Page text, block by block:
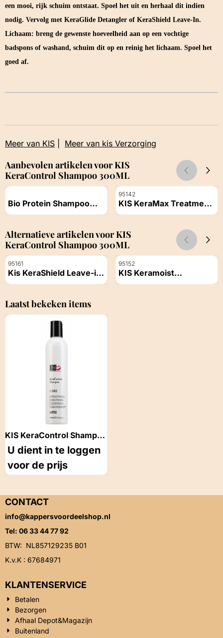
een mooi, rijk schuim ontstaat. Spoel het uit en herhaal dit indien
nodig. Vervolg met KeraGlide Detangler of KeraShield Leave-In.
Lichaam: breng de gewenste hoeveelheid aan op een vochtige
badspons of washand, schuim dit op en reinig het lichaam. Spoel het
goed af.
Meer van KIS Meer van kis Verzorging
Aanbevolen artikelen voorKIS
KeraControl Shampoo 300ML
Bio Protein Shampoo
500 ML
Prijs niet zichtbaar
Artikelnummer
95142
KIS KeraMax Treatment
1000ml
Prijs niet zichtbaar
Alternatieve artikelen voorKIS
KeraControl Shampoo 300ML
Artikelnummer
95161
Kis KeraShield Leave-in
150ML
Prijs niet zichtbaar
Artikelnummer
95152
KIS Keramoist
Treatment 1000ml
Prijs niet zichtbaar
Laatst bekeken items
KIS KeraControl Shampoo
300ML
U dient in te loggen
voor de prijs
CONTACT
info@kappersvoordeelshop.nl
Tel: 06 33 44 77 92
BTW: NL857129235 B01
K.v.K : 67684971
KLANTENSERVICE
Betalen
Bezorgen
Afhaal Depot&Magazijn
Buitenland